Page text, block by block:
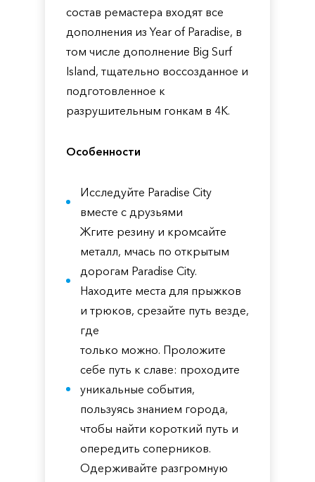
состав ремастера входят все
дополнения из Year of Paradise, в
том числе дополнение Big Surf
Island, тщательно воссозданное и
подготовленное к
разрушительным гонкам в 4K.
Особенности
Исследуйте Paradise City
вместе с друзьями
Жгите резину и кромсайте
металл, мчась по открытым
дорогам Paradise City.
Находите места для прыжков
и трюков, срезайте путь везде,
где
только можно. Проложите
себе путь к славе: проходите
уникальные события,
пользуясь знанием города,
чтобы найти короткий путь и
опередить соперников.
Одерживайте разгромную